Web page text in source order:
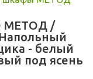
МЕТОД /
- белый
под ясень